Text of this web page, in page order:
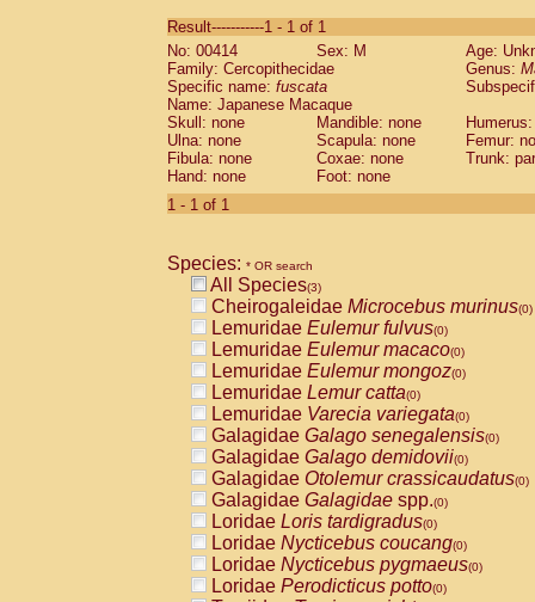
CebidaeSaguinus labiatus(0)
Cebidae Saguinus leucopus (0)
CebidaeSaguinus midas
CebidaeSaguinus mystax
Cebidae Saguinus nigricollis (0)
Cebidae Saguinus oedipus
Cebidae Saguinus weddelli
Cebidae Saguinusspp.
Cebidae
CebidaeCebus capucinus
CebidaeCebus nigrivittatus
CebidaeCebus spp.(0)
CebidaeSaimiri boliviensis(0)
CebidaeSaimiri sciureus(0)
AtelidaeAlouatta caraya(0)
AtelidaeAlouatta fusca(0)
AtelidaeAlouatta seniculus(0)
AtelidaeAlouattaspp.(0)
AtelidaeAteles belzebuth(0)
AtelidaeAteles geoffroyi(0)
AtelidaeAteles paniscus(0)
AtelidaeAtelesspp.(0)
AtelidaeLagothrix lagothricha(0)
AtelidaeLagothrix lagothricha cana
PitheciidaeCacajao calvus
Result-----------1 - 1 of 1
No: 00414
Sex: M
Age:
Family: Cercopithecidae
Genus:
Specific name: fuscata
Name: Japanese Macaque
Skull: none
Mandible: none
Ulna: none
Scapula: none
Femur:
Fibula: none
Coxae: none
Trunk:
Hand: none
Foot: none
1 - 1 of 1
Species: * OR search
All Species(3)
Cheirogaleidae Microcebus murinus(0)
Lemuridae Eulemur fulvus(0)
Lemuridae Eulemur macaco(0)
Lemuridae Eulemur mongoz(0)
Lemuridae Lemur catta(0)
Lemuridae Varecia variegata(0)
Galagidae Galago senegalensis(0)
Galagidae Galago demidovii(0)
Galagidae Otolemur crassicaudatus(0)
Galagidae Galagidae spp.(0)
Loridae Loris tardigradus(0)
Loridae Nycticebus coucang(0)
Loridae Nycticebus pygmaeus(0)
Loridae Perodicticus potto(0)